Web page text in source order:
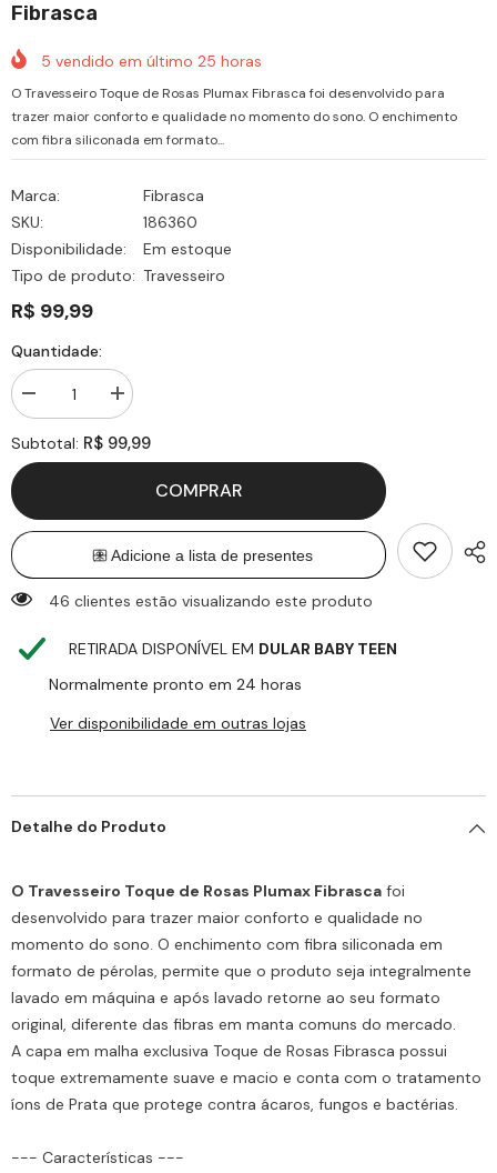
Fibrasca
5 vendido em último 25 horas
O Travesseiro Toque de Rosas Plumax Fibrasca foi desenvolvido para
trazer maior conforto e qualidade no momento do sono. O enchimento
com fibra siliconada em formato...
Marca:
Fibrasca
SKU:
186360
Disponibilidade:
Em estoque
Tipo de produto: Travesseiro
R$ 99,99
Quantidade:
Diminuir
quantidade
para
Travesseiro
Toque
Plumax
Lavável
Aumentar
quantidade
para
Travesseiro
Plumax
Lavável
-
Subtotal: R$ 99,99
COMPRAR
46 clientes estão visualizando este produto
RETIRADA DISPONÍVEL EM DULAR BABY TEEN
Normalmente pronto em 24 horas
Ver disponibilidade em outras lojas
Detalhe do Produto
O Travesseiro Toque de Rosas Plumax Fibrasca foi
desenvolvido para trazer maior conforto e qualidade no
momento do sono. O enchimento com fibra siliconada em
formato de pérolas, permite que o produto seja integralmente
lavado em máquina e após lavado retorne ao seu formato
original, diferente das fibras em manta comuns do mercado.
A capa em malha exclusiva Toque de Rosas Fibrasca possui
toque extremamente suave e macio e conta com o tratamento
íons de Prata que protege contra ácaros, fungos e bactérias.
--- Características ---